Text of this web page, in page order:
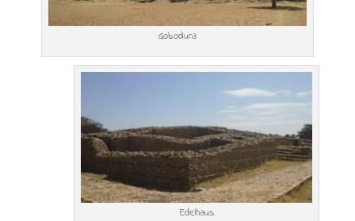
Gobodura
Edelhaus